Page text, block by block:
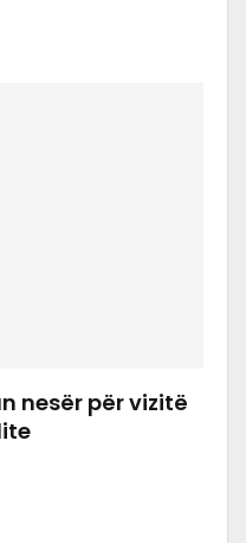
nesër për vizitë